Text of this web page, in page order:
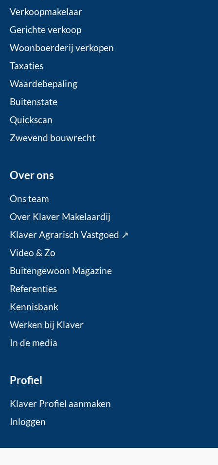
Verkoopmakelaar
Gerichte verkoop
Woonboerderij verkopen
Taxaties
Waardebepaling
Buitenstate
Quickscan
Zwevend bouwrecht
Over ons
Ons team
Over Klaver Makelaardij
Klaver Agrarisch Vastgoed ↗
Video & Zo
Buitengewoon Magazine
Referenties
Kennisbank
Werken bij Klaver
In de media
Profiel
Klaver Profiel aanmaken
Inloggen